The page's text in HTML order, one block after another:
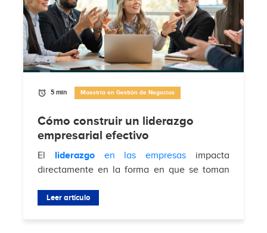
5 min Maestría en Gestión de Negocios
Cómo construir un liderazgo
empresarial efectivo
El liderazgoen las empresas impacta
directamente en la forma en que se toman
enfrentan desafíos del mercado. Según
Leer artículo